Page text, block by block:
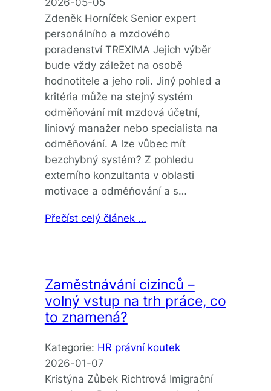
2026-05-05
Zdeněk Horníček Senior expert
personálního a mzdového
poradenství TREXIMA Jejich výběr
bude vždy záležet na osobě
hodnotitele a jeho roli. Jiný pohled a
kritéria může na stejný systém
odměňování mít mzdová účetní,
liniový manažer nebo specialista na
odměňování. A lze vůbec mít
bezchybný systém? Z pohledu
externího konzultanta v oblasti
motivace a odměňování a s…
Přečíst celý článek …
Zaměstnávání cizinců –
volný vstup na trh práce, co
to znamená?
Kategorie: HR právní koutek
2026-01-07
Kristýna Zůbek Richtrová Imigrační